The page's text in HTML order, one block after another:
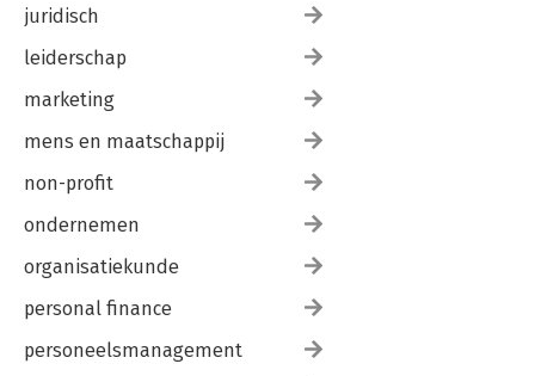
juridisch
leiderschap
marketing
mens en maatschappij
non-profit
ondernemen
organisatiekunde
personal finance
personeelsmanagement